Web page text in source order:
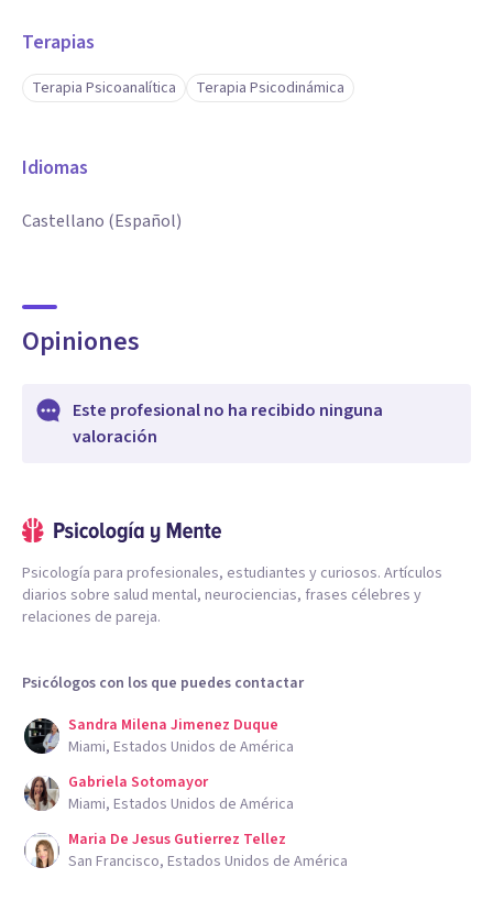
Terapias
Terapia Psicoanalítica Terapia Psicodinámica
Idiomas
Castellano (Español)
Opiniones
Este profesional no ha recibido ninguna
valoración
Psicología para profesionales, estudiantes y curiosos. Artículos
diarios sobre salud mental, neurociencias, frases célebres y
relaciones de pareja.
Psicólogos con los que puedes contactar
Sandra Milena Jimenez Duque
Miami, Estados Unidos de América
Gabriela Sotomayor
Miami, Estados Unidos de América
Maria De Jesus Gutierrez Tellez
San Francisco, Estados Unidos de América